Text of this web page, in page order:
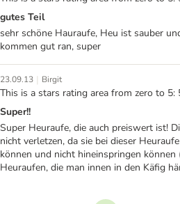
gutes Teil
sehr schöne Hauraufe, Heu ist sauber
kommen gut ran, super
23.09.13 | Birgit
This is a stars rating area from zero to 5:
Super!!
Super Heuraufe, die auch preiswert ist!
nicht verletzen, da sie bei dieser
können und nicht hineinspringen
Heuraufen, die man innen in den Käfig